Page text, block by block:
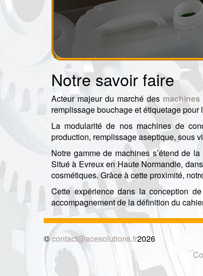
Notre savoir faire
Acteur majeur du marché des
remplissage bouchage et étiquetage
La modularité de nos machines de
production, remplissage aseptique, sous
Notre gamme de machines s’étend de
Situé à Evreux en Haute Normandie,
cosmétiques. Grâce à cette proximité,
Cette expérience dans la conception
accompagnement de la définition du
©contact@acesolutions.fr2026